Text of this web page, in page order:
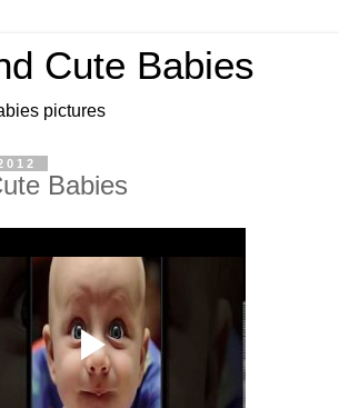
Cute Babies
pictures
Babies